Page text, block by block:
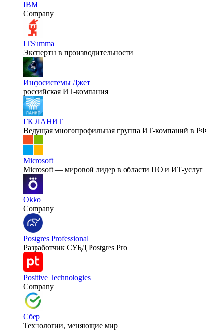
IBM
Company
ITSumma
Эксперты в производительности
Инфосистемы Джет
российская ИТ-компания
ГК ЛАНИТ
Ведущая многопрофильная группа ИТ-компаний в РФ
Microsoft
Microsoft — мировой лидер в области ПО и ИТ-услуг
Okko
Company
Postgres Professional
Разработчик СУБД Postgres Pro
Positive Technologies
Company
Сбер
Технологии, меняющие мир